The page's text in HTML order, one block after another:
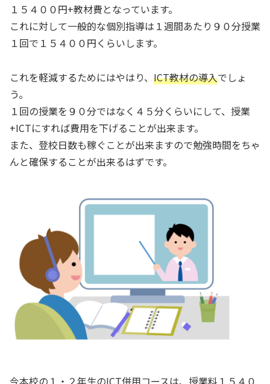
１５４００円+教材費となっています。
これに対して一般的な個別指導は１週間あたり９０分授業
１回で１５４００円くらいします。
これを軽減するためにはやはり、 ICT教材の導入でしょ
う。
１回の授業を９０分ではなく４５分くらいにして、授業
+ICTにすれば費用を下げることが出来ます。
また、登校日数も稼ぐことが出来ますので勉強時間をちゃ
んと確保することが出来るはずです。